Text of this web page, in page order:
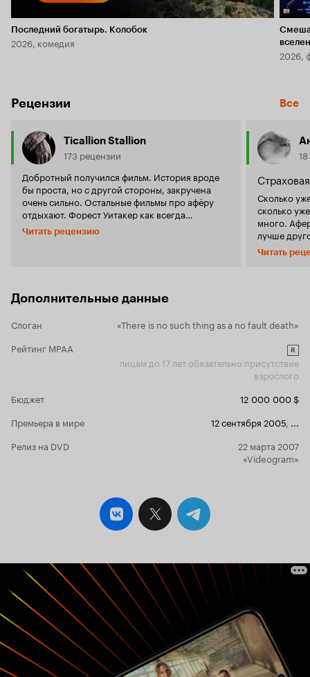
Последний богатырь. Колобок
2026, комедия
2026,
Рецензии Все
Ticallion Stallion
173 рецензии
Добротный получился фильм. История вроде
бы проста, но с другой стороны, закручена
очень сильно. Остальные фильмы про афёру
отдыхают. Форест Уитакер как всегда
неподражаем, порадовал своей игрой и
отличной ролью страхового следователя. Не
Читать рецензию
Сколько
сколько
много.
лучше
страховой.
припомню
хорошее,
Читать
Дополнительные данные
Слоган
«There is no such thing as a no fault death»
Рейтинг MPAA
R
лицам до 17 лет обязательно присутствие
взрослого
Бюджет
12 000 000 $
Премьера в мире
12 сентября 2005
Релиз на DVD
22 марта 2007
«Videogram»